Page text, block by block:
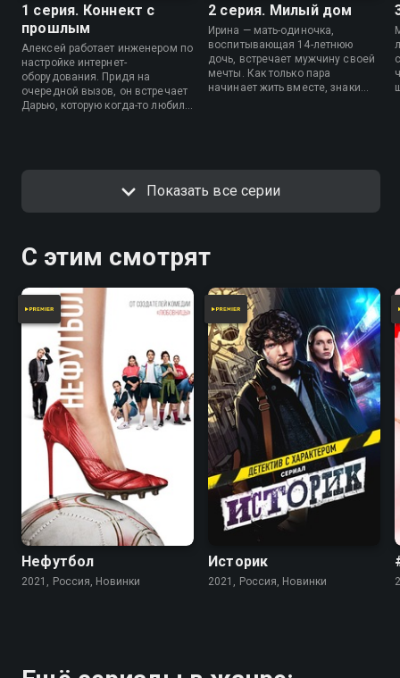
1 серия. Коннект с
прошлым
Алексей работает инженером по
настройке интернет-
оборудования. Придя на
очередной вызов, он встречает
Дарью, которую когда-то любил,
он представляется не рядовым
сотрудником компании, а ее
2 серия. Милый дом
Ирина — мать-одиночка,
воспитывающая 14-летнюю
дочь, встречает мужчину своей
мечты. Как только пара
начинает жить вместе, знаки
Показать все серии
С этим смотрят
Нефутбол
2021, Россия, Новинки
Историк
2021, Россия, Новинки